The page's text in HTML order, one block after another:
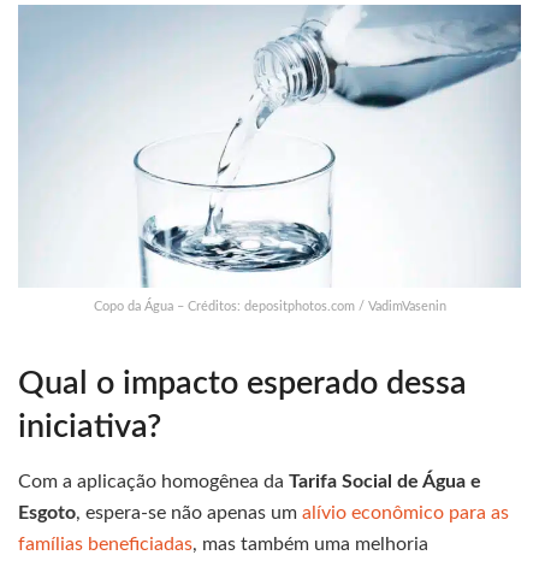
Copo da Água – Créditos: depositphotos.com / VadimVasenin
Qual o impacto esperado dessa
iniciativa?
Com a aplicação homogênea da Tarifa Social de Água e
Esgoto, espera-se não apenas um alívio econômico para as
famílias beneficiadas, mas também uma melhoria